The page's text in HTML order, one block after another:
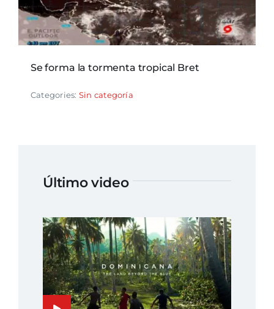
Se forma la tormenta tropical Bret
Categories: Sin categoría
Último video